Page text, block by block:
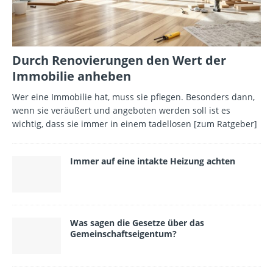
Durch Renovierungen den Wert der
Immobilie anheben
Wer eine Immobilie hat, muss sie pflegen. Besonders dann,
wenn sie veräußert und angeboten werden soll ist es
wichtig, dass sie immer in einem tadellosen [zum Ratgeber]
Immer auf eine intakte Heizung achten
Was sagen die Gesetze über das
Gemeinschafts­eigentum?